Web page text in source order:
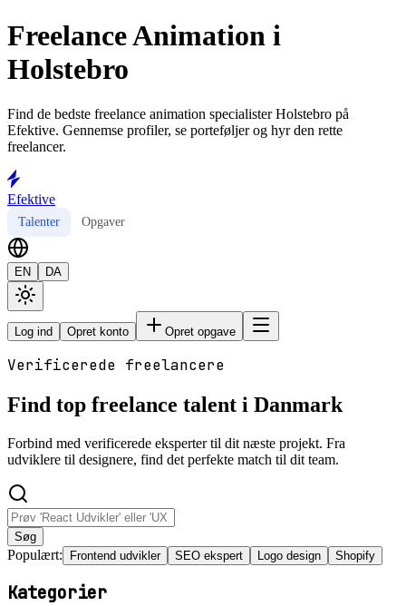
Freelance Animation i
Holstebro
Find de bedste freelance animation specialister Holstebro på
Efektive. Gennemse profiler, se porteføljer og hyr den rette
freelancer.
Efektive
Talenter Opgaver
EN DA
Log ind Opret konto Opret opgave
Verificerede freelancere
Find top freelance talent i Danmark
Forbind med verificerede eksperter til dit næste projekt. Fra
udviklere til designere, find det perfekte match til dit team.
Søg
Populært: Frontend udvikler SEO ekspert Logo design Shopify
Kategorier